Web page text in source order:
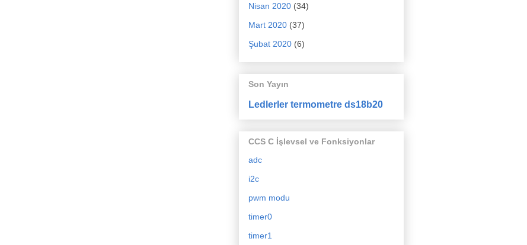
Nisan 2020 (34)
Mart 2020 (37)
Şubat 2020 (6)
Son Yayın
Ledlerler termometre ds18b20
CCS C İşlevsel ve Fonksiyonlar
adc
i2c
pwm modu
timer0
timer1